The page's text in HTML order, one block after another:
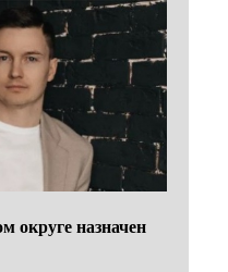
округе назначен